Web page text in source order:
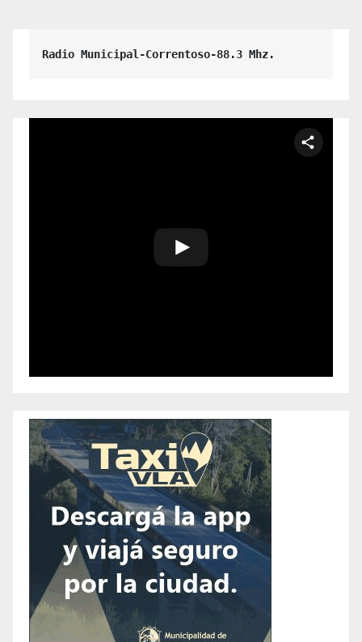
Radio Municipal-Correntoso-88.3 Mhz.